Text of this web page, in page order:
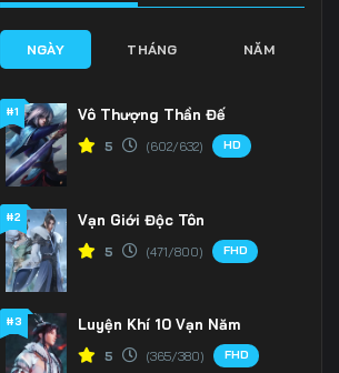
NGÀY THÁNG NĂM
#1 Vô Thượng Thần Đế
5 (602/632) HD
#2 Vạn Giới Độc Tôn
5 (471/800) FHD
#3 Luyện Khí 10 Vạn Năm
5 (365/380) FHD